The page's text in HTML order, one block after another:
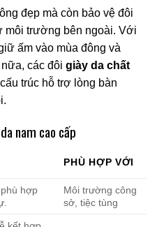
đẹp mà còn bảo vệ đôi
môi trường bên ngoài. Với
ấm vào mùa đông và
các đôi giày da chất
trúc hỗ trợ lòng bàn
nam cao cấp
PHÙ HỢP VỚI
hợp
Môi trường công
sở, tiệc tùng